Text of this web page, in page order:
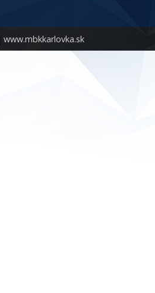
www.mbkkarlovka.sk